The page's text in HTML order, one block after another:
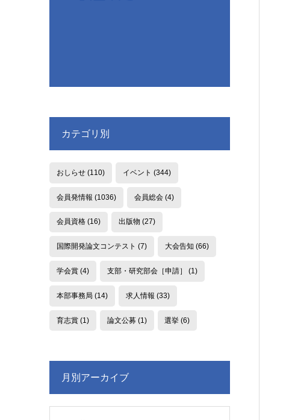
カテゴリ別
おしらせ(110) イベント (344)
会員発情報 (1036) 会員総会(4)
会員資格(16) 出版物 (27)
国際開発論文コンテスト (7) 大会告知 (66)
学会賞(4) 支部・研究部会［申請］ (1)
本部事務局 (14) 求人情報 (33)
育志賞(1) 論文公募(1) 選挙 (6)
月別アーカイブ